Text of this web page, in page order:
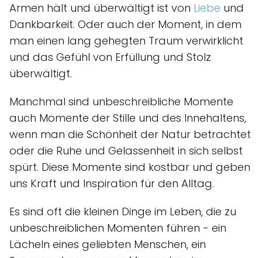
Armen hält und überwältigt ist von Liebe und
Dankbarkeit. Oder auch der Moment, in dem
man einen lang gehegten Traum verwirklicht
und das Gefühl von Erfüllung und Stolz
überwältigt.
Manchmal sind unbeschreibliche Momente
auch Momente der Stille und des Innehaltens,
wenn man die Schönheit der Natur betrachtet
oder die Ruhe und Gelassenheit in sich selbst
spürt. Diese Momente sind kostbar und geben
uns Kraft und Inspiration für den Alltag.
Es sind oft die kleinen Dinge im Leben, die zu
unbeschreiblichen Momenten führen - ein
Lächeln eines geliebten Menschen, ein